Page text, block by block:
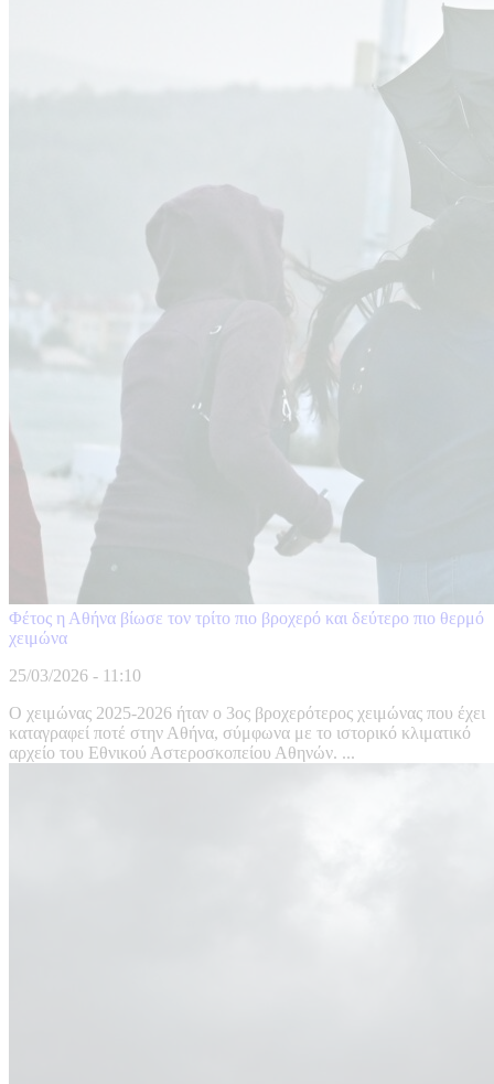
Φέτος η Αθήνα βίωσε τον τρίτο πιο βροχερό και δεύτερο πιο θερμό
χειμώνα
25/03/2026 - 11:10
Ο χειμώνας 2025-2026 ήταν ο 3ος βροχερότερος χειμώνας που έχει
καταγραφεί ποτέ στην Αθήνα, σύμφωνα με το ιστορικό κλιματικό
αρχείο του Εθνικού Αστεροσκοπείου Αθηνών. ...